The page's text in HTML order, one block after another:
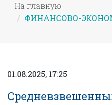
На главную
ФИНАНСОВО-
01.08.2025, 17:25